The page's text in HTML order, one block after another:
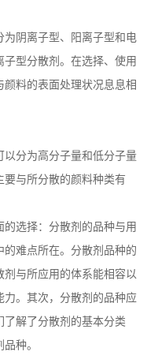
阴离子型、阳离子型和电
型分散剂。在选择、使用
料的表面处理状况息息相
分为高分子量和低分子量
与所分散的颜料种类有
选择：分散剂的品种与用
难点所在。分散剂品种的
与所应用的体系能相容以
力。其次，分散剂的品种应
了解了分散剂的基本分类
种。